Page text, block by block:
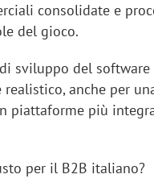
consolidate e
del gioco.
sviluppo del software
anche per
piattaforme più
per il B2B italiano?